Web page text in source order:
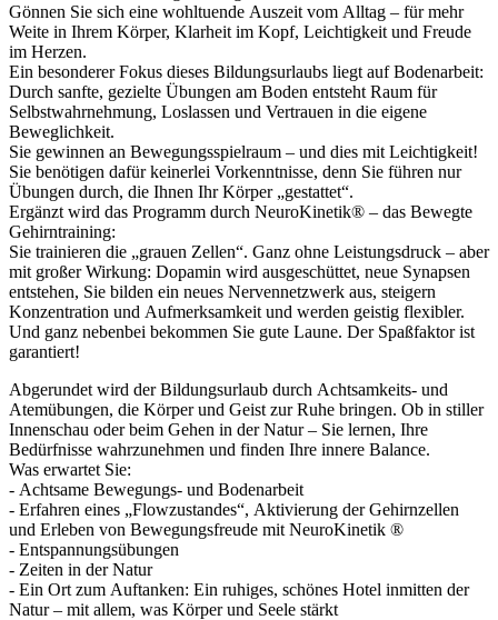
Gönnen Sie sich eine wohltuende Auszeit vom Alltag – für mehr
Weite in Ihrem Körper, Klarheit im Kopf, Leichtigkeit und Freude
im Herzen.
Ein besonderer Fokus dieses Bildungsurlaubs liegt auf Bodenarbeit:
Durch sanfte, gezielte Übungen am Boden entsteht Raum für
Selbstwahrnehmung, Loslassen und Vertrauen in die eigene
Beweglichkeit.
Sie gewinnen an Bewegungsspielraum – und dies mit Leichtigkeit!
Sie benötigen dafür keinerlei Vorkenntnisse, denn Sie führen nur
Übungen durch, die Ihnen Ihr Körper „gestattet“.
Ergänzt wird das Programm durch NeuroKinetik® – das Bewegte
Gehirntraining:
Sie trainieren die „grauen Zellen“. Ganz ohne Leistungsdruck – aber
mit großer Wirkung: Dopamin wird ausgeschüttet, neue Synapsen
entstehen, Sie bilden ein neues Nervennetzwerk aus, steigern
Konzentration und Aufmerksamkeit und werden geistig flexibler.
Und ganz nebenbei bekommen Sie gute Laune. Der Spaßfaktor ist
garantiert!
Abgerundet wird der Bildungsurlaub durch Achtsamkeits- und
Atemübungen, die Körper und Geist zur Ruhe bringen. Ob in stiller
Innenschau oder beim Gehen in der Natur – Sie lernen, Ihre
Bedürfnisse wahrzunehmen und finden Ihre innere Balance.
Was erwartet Sie:
- Achtsame Bewegungs- und Bodenarbeit
- Erfahren eines „Flowzustandes“, Aktivierung der Gehirnzellen
und Erleben von Bewegungsfreude mit NeuroKinetik ®
- Entspannungsübungen
- Zeiten in der Natur
- Ein Ort zum Auftanken: Ein ruhiges, schönes Hotel inmitten der
Natur – mit allem, was Körper und Seele stärkt